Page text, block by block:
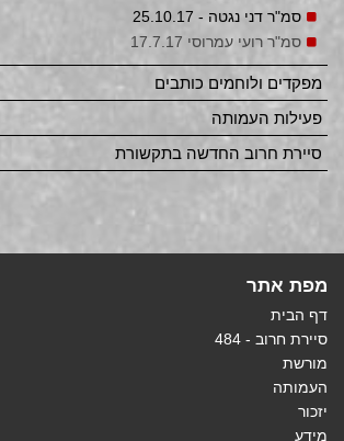
סמ"ר דני נגטה - 25.10.17
סמ"ר רועי עמרוסי 17.7.17
מפקדים ולוחמים כותבים
פעילות העמותה
סיירת חרוב החדשה בתקשורת
מפת אתר
דף הבית
סיירת חרוב - 484
מורשת
העמותה
יזכור
מידע